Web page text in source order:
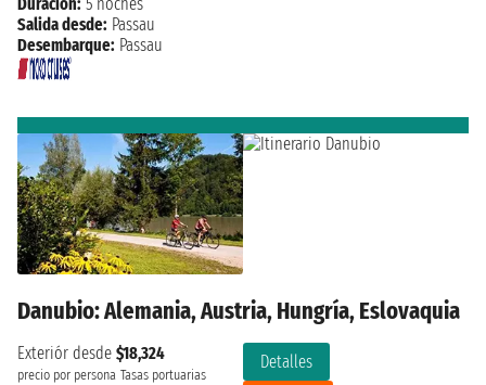
Salida desde: Passau
Desembarque: Passau
Danubio: Alemania, Austria, Hungría, Eslovaquia
Exteriór desde $18,324
precio por persona Tasas portuarias
Detalles